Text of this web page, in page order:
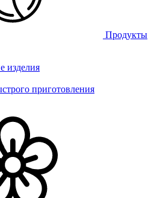
Продукты
изделия
приготовления